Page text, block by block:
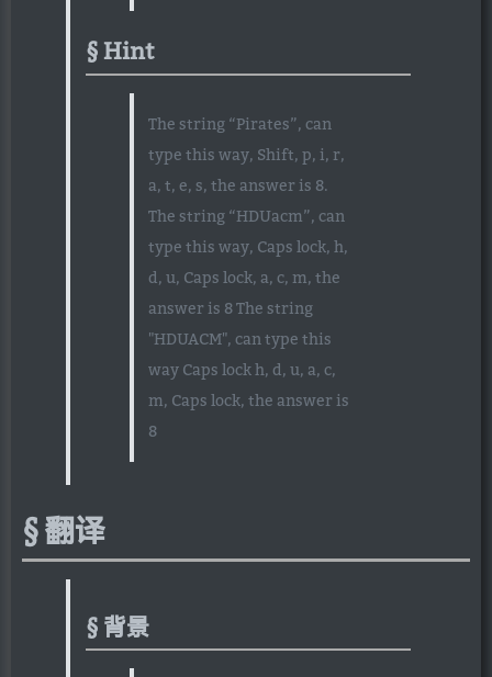
Hint
The string “Pirates”, can
type this way, Shift, p, i, r,
a, t, e, s, the answer is 8.
The string “HDUacm”, can
type this way, Caps lock, h,
d, u, Caps lock, a, c, m, the
answer is 8 The string
"HDUACM", can type this
way Caps lock h, d, u, a, c,
m, Caps lock, the answer is
8
翻译
背景